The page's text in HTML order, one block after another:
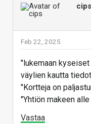
cips
Feb 22, 2025
"lukemaan
väylien kautta
"Kortteja on
"Yhtiön makeen
Vastaa